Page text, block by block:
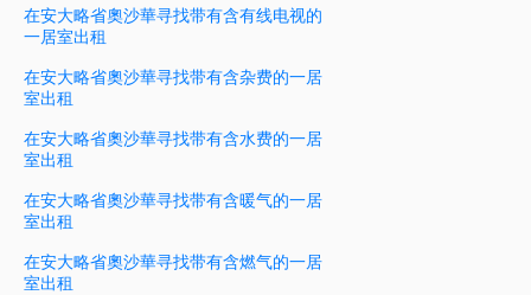
在安大略省奧沙華寻找带有含有线电视的
一居室出租
在安大略省奧沙華寻找带有含杂费的一居
室出租
在安大略省奧沙華寻找带有含水费的一居
室出租
在安大略省奧沙華寻找带有含暖气的一居
室出租
在安大略省奧沙華寻找带有含燃气的一居
室出租